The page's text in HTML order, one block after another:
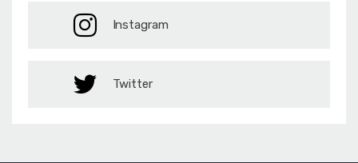
Instagram
Twitter